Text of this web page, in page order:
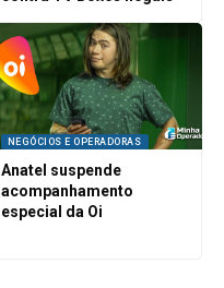
NEGÓCIOS E OPERADORAS
Anatel suspende
acompanhamento
especial da Oi